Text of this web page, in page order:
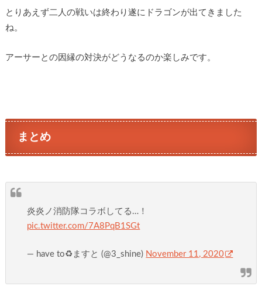
とりあえず二人の戦いは終わり遂にドラゴンが出てきました
ね。
アーサーとの因縁の対決がどうなるのか楽しみです。
まとめ
炎炎ノ消防隊コラボしてる…！
pic.twitter.com/7A8PqB1SGt
— have to♻️ますと (@3_shine) November 11, 2020